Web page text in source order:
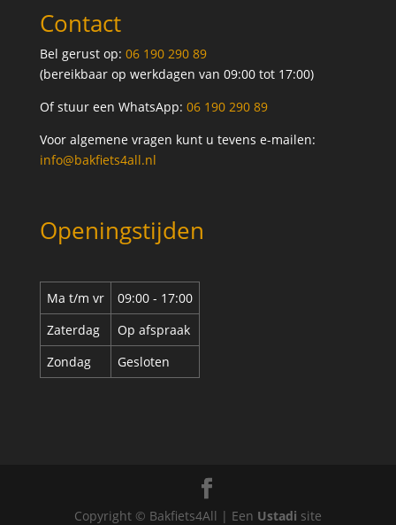
Contact
Bel gerust op: 06 190 290 89
(bereikbaar op werkdagen van 09:00 tot 17:00)
Of stuur een WhatsApp: 06 190 290 89
Voor algemene vragen kunt u tevens e-mailen:
info@bakfiets4all.nl
Openingstijden
Ma t/m vr
09:00 - 17:00
Zaterdag
Op afspraak
Zondag
Gesloten
Copyright © Bakfiets4All | Een Ustadi site